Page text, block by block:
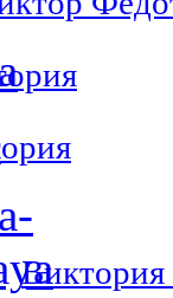
Виктория